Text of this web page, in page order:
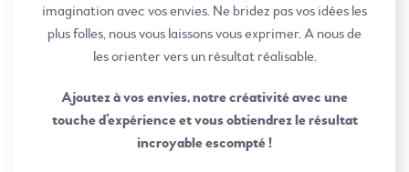
imagination avec vos envies. Ne bridez pas vos idées les
plus folles, nous vous laissons vous exprimer. A nous de
les orienter vers un résultat réalisable.
Ajoutez à vos envies, notre créativité avec une
touche d’expérience et vous obtiendrez le résultat
incroyable escompté !